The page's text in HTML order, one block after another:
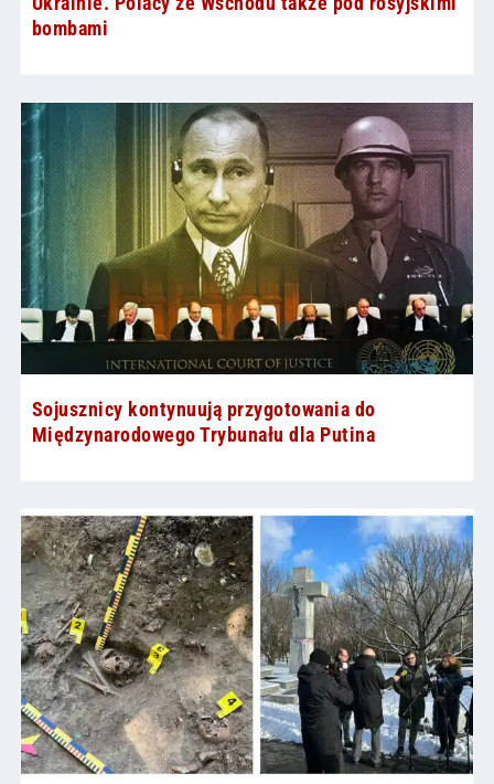
bombami
Sojusznicy kontynuują przygotowania do
Międzynarodowego Trybunału dla Putina